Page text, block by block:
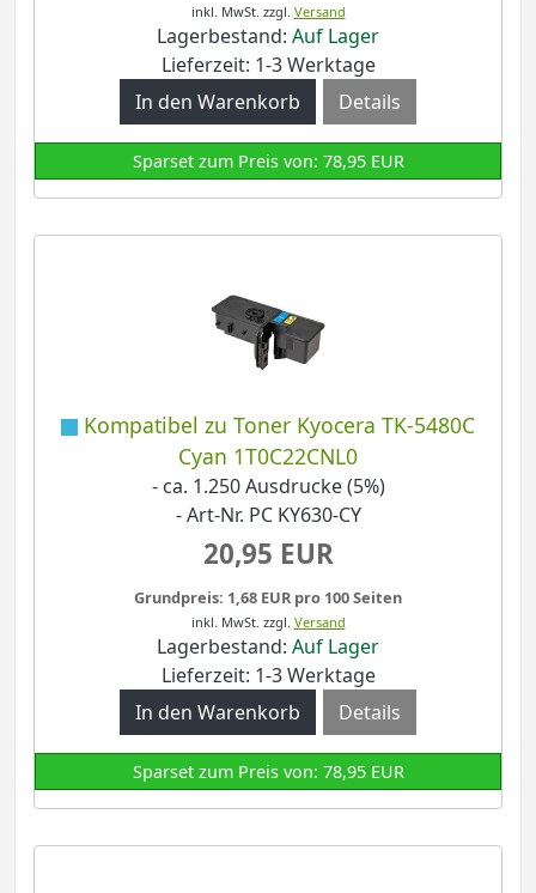
inkl. MwSt. zzgl. Versand
Lagerbestand: Auf Lager
Lieferzeit: 1-3 Werktage
Details
Sparset zum Preis von: 78,95 EUR
Kompatibel zu Toner Kyocera TK-5480C
Cyan 1T0C22CNL0
- ca. 1.250 Ausdrucke (5%)
- Art-Nr. PC KY630-CY
20,95 EUR
Grundpreis: 1,68 EUR pro 100 Seiten
inkl. MwSt. zzgl. Versand
Lagerbestand: Auf Lager
Lieferzeit: 1-3 Werktage
Details
Sparset zum Preis von: 78,95 EUR